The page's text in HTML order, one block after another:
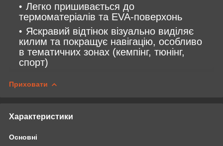
Легко пришивається до
термоматеріалів та EVA-поверхонь
Яскравий відтінок візуально виділяє
килим та покращує навігацію, особливо
в тематичних зонах (кемпінг, тюнінг,
спорт)
Приховати
Характеристики
Основні